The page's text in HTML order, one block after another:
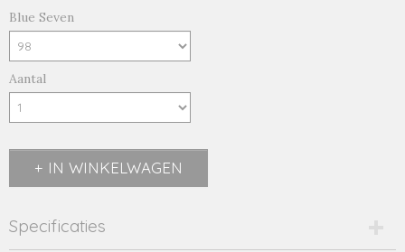
Blue Seven
Aantal
IN WINKELWAGEN
Specificaties